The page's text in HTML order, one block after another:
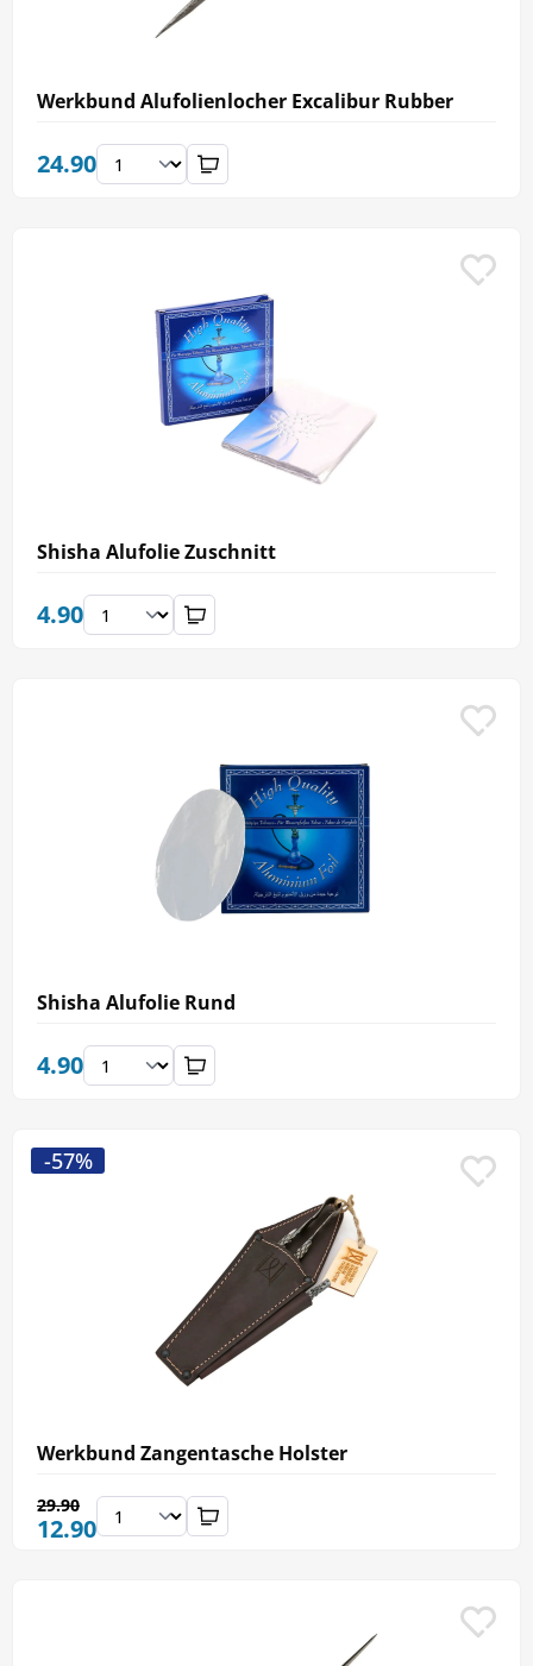
Werkbund Alufolienlocher Excalibur Rubber
24.90
Shisha Alufolie Zuschnitt
4.90
Shisha Alufolie Rund
4.90
Werkbund Zangentasche Holster
12.90
29.90
-57%